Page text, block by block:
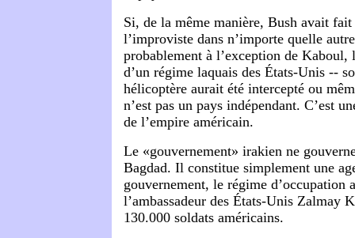
Si, de la même manière, Bush avait
l’improviste dans n’importe quelle
probablement à l’exception de Kaboul,
d’un régime laquais des États-Unis --
hélicoptère aurait été intercepté ou
n’est pas un pays indépendant. C’est
de l’empire américain.
Le «gouvernement» irakien ne
Bagdad. Il constitue simplement une
gouvernement, le régime d’occupation
l’ambassadeur des États-Unis Zalmay
130.000 soldats américains.